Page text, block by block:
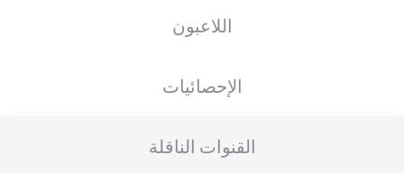
اللاعبون
الإحصائيات
القنوات الناقلة
انطلاق المباراة.